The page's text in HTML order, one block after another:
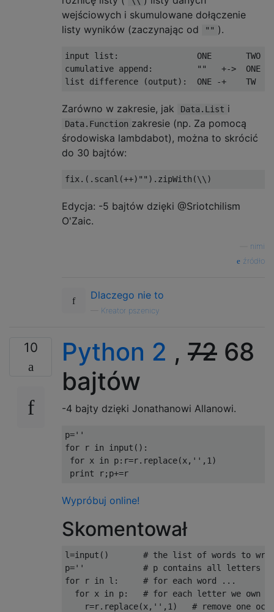
wejściowych i skumulowane dołączenie
listy wyników (zaczynając od
"" ).
input list:                ONE       TWO
cumulative append:         ""   +->  ONE  +->
Zarówno w zakresie, jak Data.List i
Data.Function zakresie (np. Za pomocą
środowiska lambdabot), można to skrócić
do 30 bajtów:
Edycja: -5 bajtów dzięki @Sriotchilism
O'Zaic.
nimi
źródło
Dlaczego nie to
Kreator pszenicy
10 Python 2 , 72 68
bajtów
-4 bajty dzięki Jonathanowi Allanowi.
p=''
for r in input ():
for x in p: r=r. replace(x, '' , 1 )
print r; p+=r
Wypróbuj online!
Skomentował
l=input ()
# the list of words to
p=''
# p contains all letters we
for r in l :
# for each word ...
for x in p:
# for each letter we own
    r
=r. replace(x, '' , 1 )
# remove one